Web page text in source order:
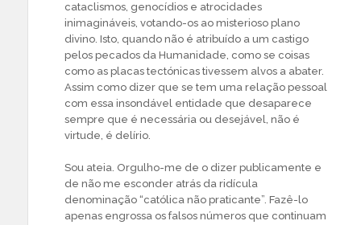
cataclismos, genocídios e atrocidades
inimagináveis, votando-os ao misterioso plano
divino. Isto, quando não é atribuído a um castigo
pelos pecados da Humanidade, como se coisas
como as placas tectónicas tivessem alvos a abater.
Assim como dizer que se tem uma relação pessoal
com essa insondável entidade que desaparece
sempre que é necessária ou desejável, não é
virtude, é delírio.
Sou ateia. Orgulho-me de o dizer publicamente e
de não me esconder atrás da ridícula
denominação “católica não praticante”. Fazê-lo
apenas engrossa os falsos números que continuam